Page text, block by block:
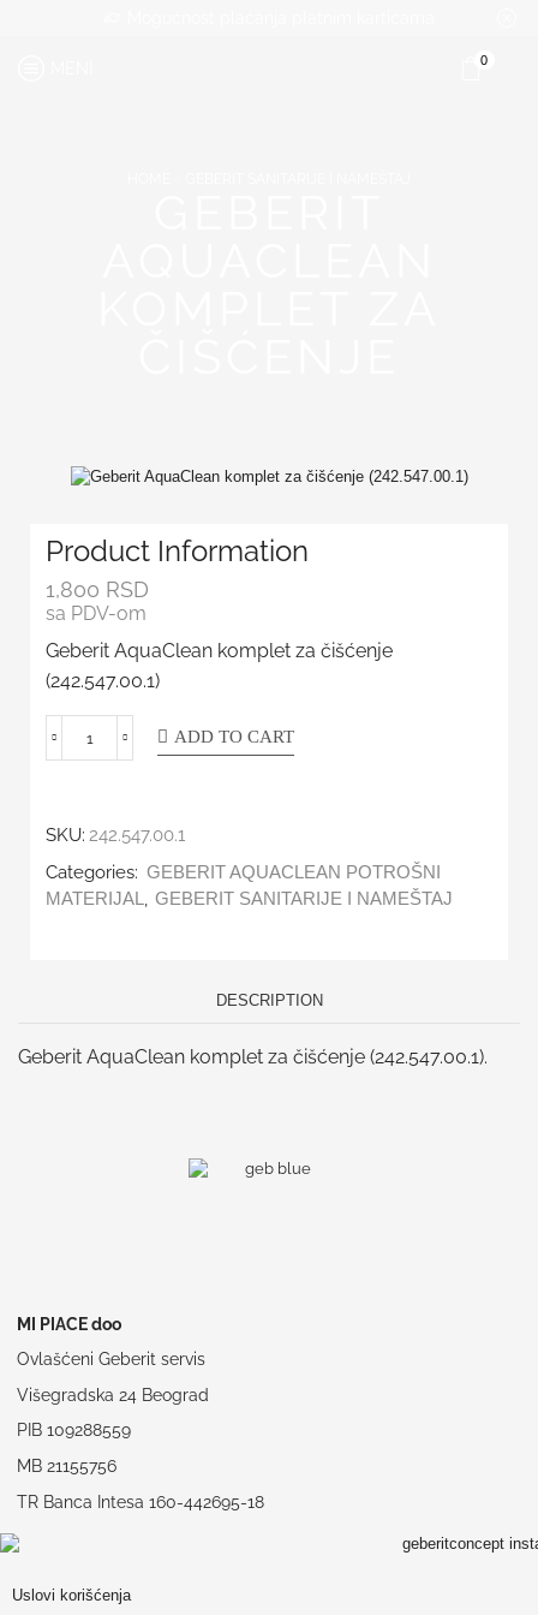
0
Product Information
1,800 RSD
sa PDV-om
Geberit AquaClean komplet za čišćenje
(242.547.00.1)
ADD TO CART
SKU: 242.547.00.1
Categories: GEBERIT AQUACLEAN POTROŠNI
MATERIJAL GEBERIT SANITARIJE I NAMEŠTAJ
DESCRIPTION
Geberit AquaClean komplet za čišćenje (242.547.00.1).
MI PIACE doo
Ovlašćeni Geberit servis
Višegradska 24 Beograd
PIB 109288559
MB 21155756
TR Banca Intesa 160-442695-18
Uslovi korišćenja